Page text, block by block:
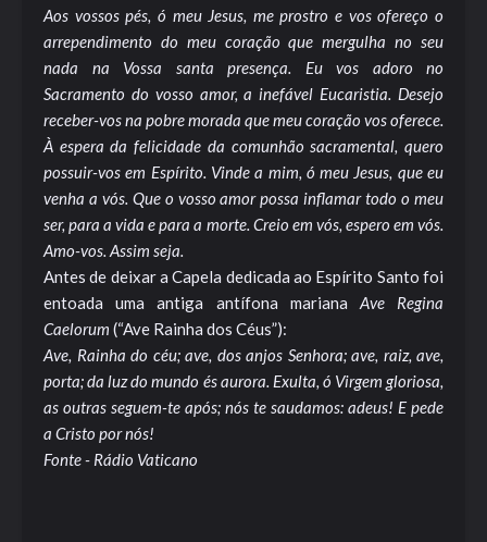
Aos vossos pés, ó meu Jesus, me prostro e vos ofereço o
arrependimento do meu coração que mergulha no seu
nada na Vossa santa presença. Eu vos adoro no
Sacramento do vosso amor, a inefável Eucaristia. Desejo
receber-vos na pobre morada que meu coração vos oferece.
À espera da felicidade da comunhão sacramental, quero
possuir-vos em Espírito. Vinde a mim, ó meu Jesus, que eu
venha a vós. Que o vosso amor possa inflamar todo o meu
ser, para a vida e para a morte. Creio em vós, espero em vós.
Amo-vos. Assim seja.
Antes de deixar a Capela dedicada ao Espírito Santo foi
entoada uma antiga antífona mariana Ave Regina
Caelorum (“Ave Rainha dos Céus”):
Ave, Rainha do céu; ave, dos anjos Senhora; ave, raiz, ave,
porta; da luz do mundo és aurora. Exulta, ó Virgem gloriosa,
as outras seguem-te após; nós te saudamos: adeus! E pede
a Cristo por nós!
Fonte - Rádio Vaticano